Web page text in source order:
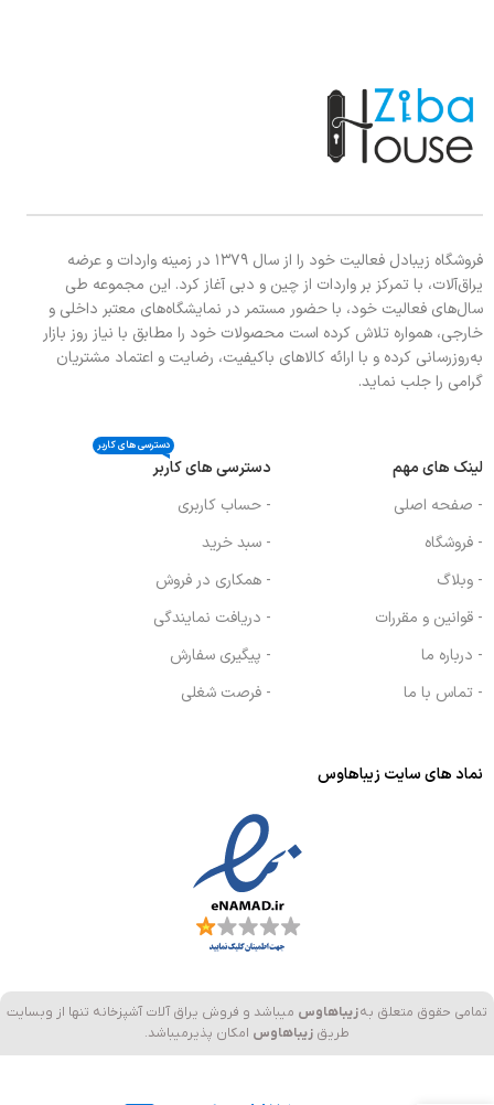
فروشگاه زیبادل فعالیت خود را از سال ۱۳۷۹ در زمینه واردات و عرضه
یراق‌آلات، با تمرکز بر واردات از چین و دبی آغاز کرد. این مجموعه طی
سال‌های فعالیت خود، با حضور مستمر در نمایشگاه‌های معتبر داخلی و
خارجی، همواره تلاش کرده است محصولات خود را مطابق با نیاز روز بازار
به‌روزرسانی کرده و با ارائه کالاهای باکیفیت، رضایت و اعتماد مشتریان
گرامی را جلب نماید.
لینک های مهم
- صفحه اصلی
- فروشگاه
- وبلاگ
- قوانین و مقررات
- درباره ما
- تماس با ما
دسترسی های کاربر
دسترسی های کاربر
- حساب کاربری
- سبد خرید
- همکاری در فروش
- دریافت نمایندگی
- پیگیری سفارش
- فرصت شغلی
نماد های سایت زیباهاوس
تمامی حقوق متعلق بهزیباهاوس میباشد و فروش یراق آلات آشپزخانه تنها از وبسایت
طریق زیباهاوس امکان پذیرمیباشد.